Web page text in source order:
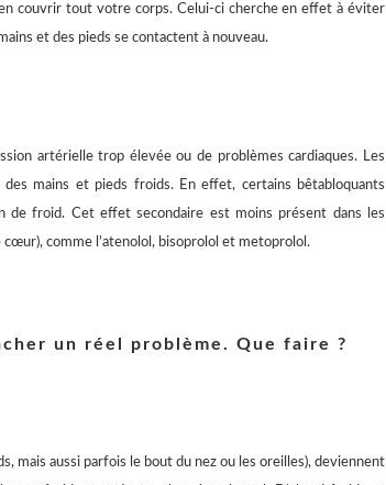
couvrir tout votre corps. Celui-ci cherche en effet à éviter
et des pieds se contactent à nouveau.
artérielle trop élevée ou de problèmes cardiaques. Les
mains et pieds froids. En effet, certains bêtabloquants
de froid. Cet effet secondaire est moins présent dans les
comme l’atenolol, bisoprolol et metoprolol.
un réel problème. Que faire ?
mais aussi parfois le bout du nez ou les oreilles), deviennent